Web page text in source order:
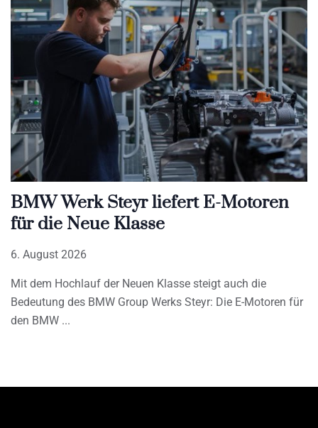
BMW Werk Steyr liefert E-Motoren
für die Neue Klasse
6. August 2026
Mit dem Hochlauf der Neuen Klasse steigt auch die
Bedeutung des BMW Group Werks Steyr: Die E-Motoren für
den BMW